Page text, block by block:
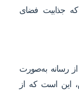
که جذابیت فضای
رسانه به‌صورت
این است که از